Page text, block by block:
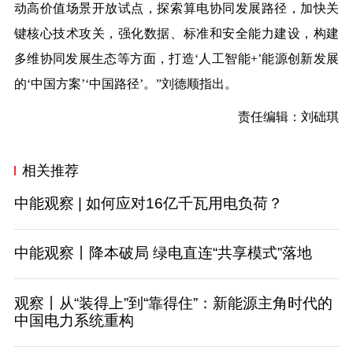
动高价值场景开放试点，探索算电协同发展路径，加快关
键核心技术攻关，强化数据、标准和安全能力建设，构建
多维协同发展生态等方面，打造‘人工智能+’能源创新发展
的‘中国方案’‘中国路径’。”刘德顺指出。
责任编辑：刘础琪
相关推荐
中能观察 | 如何应对16亿千瓦用电负荷？
中能观察丨降本破局 绿电直连“共享模式”落地
观察丨从“装得上”到“靠得住”：新能源主角时代的
中国电力系统重构